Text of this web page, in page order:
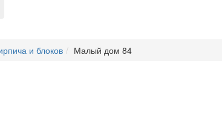
и блоков Малый дом 84